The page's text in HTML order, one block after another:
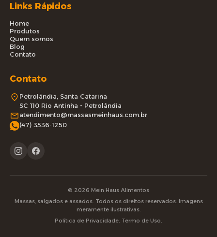
Links Rápidos
Home
Produtos
Quem somos
Blog
Contato
Contato
Petrolândia, Santa Catarina
SC 110 Rio Antinha - Petrolândia
atendimento@massasmeinhaus.com.br
(47) 3536-1250
© 2026 Mein Haus Alimentos
Massas, salgados e assados. Todos os direitos reservados. Imagens
meramente ilustrativas.
Política de Privacidade. Termo de Uso.